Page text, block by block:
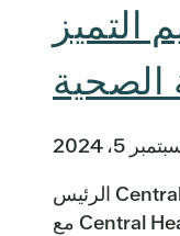
التميز
الصحية
5، 2024
بقلم الدكتور بات لي Central Health الرئيس
والمدير التنفيذي لشركة Central Health مع